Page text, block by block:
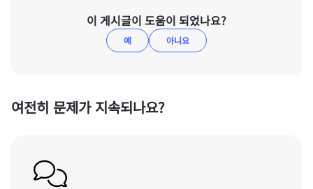
이 게시글이 도움이 되었나요?
예 아니요
여전히 문제가 지속되나요?